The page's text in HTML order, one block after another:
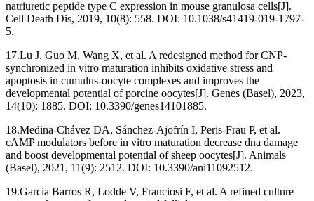
natriuretic peptide type C expression in mouse granulosa cells[J].
Cell Death Dis, 2019, 10(8): 558. DOI: 10.1038/s41419-019-1797-
5.
17.Lu J, Guo M, Wang X, et al. A redesigned method for CNP-
synchronized in vitro maturation inhibits oxidative stress and
apoptosis in cumulus-oocyte complexes and improves the
developmental potential of porcine oocytes[J]. Genes (Basel), 2023,
14(10): 1885. DOI: 10.3390/genes14101885.
18.Medina-Chávez DA, Sánchez-Ajofrín I, Peris-Frau P, et al.
cAMP modulators before in vitro maturation decrease dna damage
and boost developmental potential of sheep oocytes[J]. Animals
(Basel), 2021, 11(9): 2512. DOI: 10.3390/ani11092512.
19.Garcia Barros R, Lodde V, Franciosi F, et al. A refined culture